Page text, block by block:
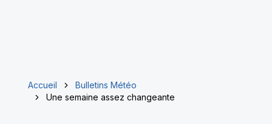
Accueil
Bulletins Météo
Une semaine assez changeante